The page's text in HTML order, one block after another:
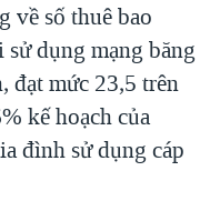
về số thuê bao
dụng mạng băng
đạt mức 23,5 trên
kế hoạch của
đình sử dụng cáp